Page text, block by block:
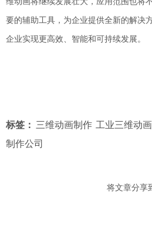
要的辅助工具，为企业提供全新的解决
企业实现更高效、智能和可持续发展。
标签： 三维动画制作 工业三维动画
制作公司
将文章分享